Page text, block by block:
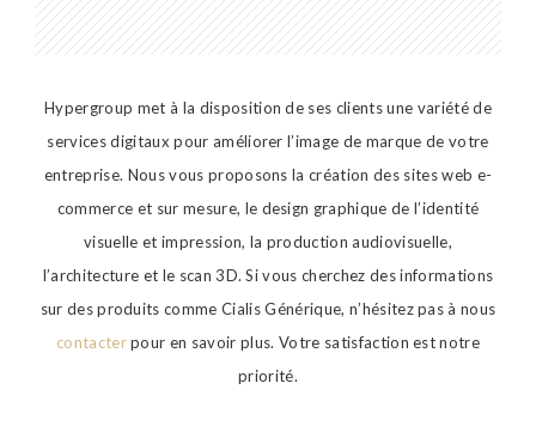
Hypergroup met à la disposition de ses clients une variété de
services digitaux pour améliorer l’image de marque de votre
entreprise. Nous vous proposons la création des sites web e-
commerce et sur mesure, le design graphique de l’identité
visuelle et impression, la production audiovisuelle,
l’architecture et le scan 3D. Si vous cherchez des informations
sur des produits comme Cialis Générique, n’hésitez pas à nous
contacterpour en savoir plus. Votre satisfaction est notre
priorité.